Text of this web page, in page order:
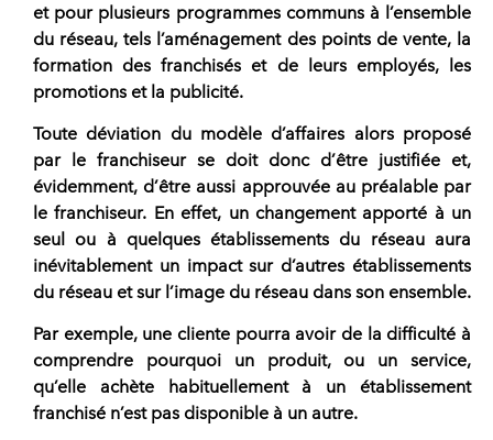
et pour plusieurs programmes communs à l’ensemble
du réseau, tels l’aménagement des points de vente, la
formation des franchisés et de leurs employés, les
promotions et la publicité.
Toute déviation du modèle d’affaires alors proposé
par le franchiseurse doit donc d’être justifiée et,
évidemment, d’être aussi approuvée au préalable par
le franchiseur. En effet, un changement apporté à un
seul ou à quelques établissements du réseau aura
inévitablement un impact sur d’autres établissements
du réseau et sur l’image du réseau dans son ensemble.
Par exemple, une cliente pourra avoir de la difficulté à
comprendre pourquoi un produit, ou un service,
qu’elle achète habituellement à un établissement
franchisé n’est pas disponible à un autre.